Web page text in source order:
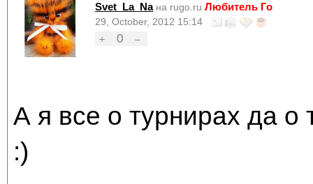
Svet_La_Na на rugo.ru Любитель Го
29, October, 2012 15:14
+
0 –
А я все о турнирах да о
:)